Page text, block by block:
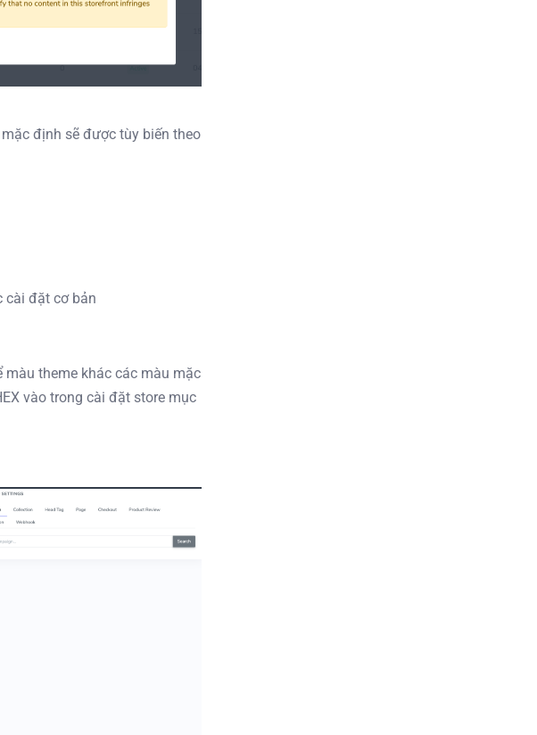
định sẽ được tùy biến theo
cài đặt cơ bản
màu theme khác các màu mặc
vào trong cài đặt store mục